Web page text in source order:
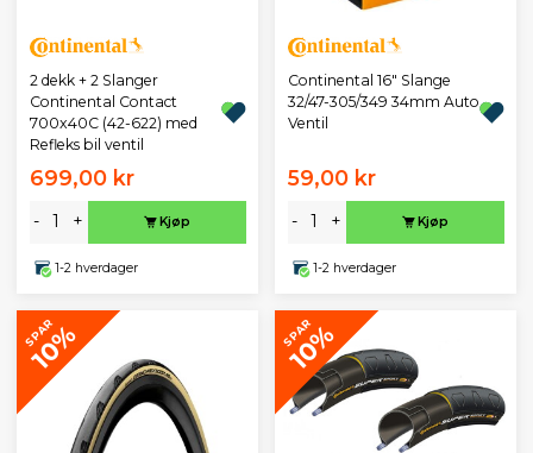
2 dekk + 2 Slanger
Continental Contact
700x40C (42-622) med
Refleks bil ventil
699,00 kr
- + Kjøp
1-2 hverdager
Continental 16" Slange
32/47-305/349 34mm Auto
Ventil
59,00 kr
- + Kjøp
1-2 hverdager
SPAR
10% SPAR
10%